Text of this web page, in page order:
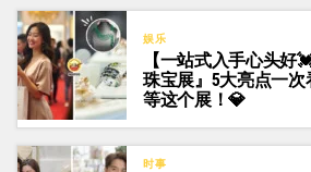
娱乐
【一站式入手心头好
珠宝展』5大亮点一
等这个展！💎
时事